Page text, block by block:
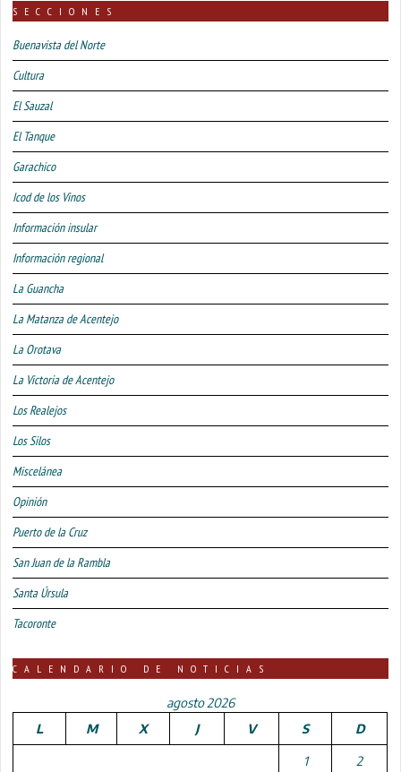
SECCIONES
Buenavista del Norte
Cultura
El Sauzal
El Tanque
Garachico
Icod de los Vinos
Información insular
Información regional
La Guancha
La Matanza de Acentejo
La Orotava
La Victoria de Acentejo
Los Realejos
Los Silos
Miscelánea
Opinión
Puerto de la Cruz
San Juan de la Rambla
Santa Úrsula
Tacoronte
CALENDARIO DE NOTICIAS
agosto 2026
L
M X J V S D
1 2